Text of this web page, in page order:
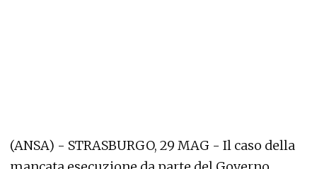
(ANSA) - STRASBURGO, 29 MAG - Il caso della